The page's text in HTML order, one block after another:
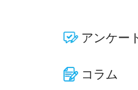
アンケー
コラム